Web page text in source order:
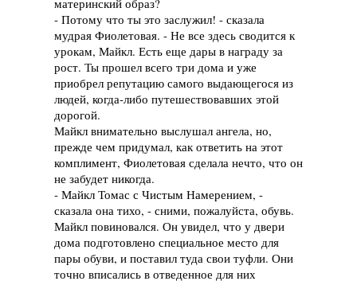
- Потому что ты это заслужил! - сказала
мудрая Фиолетовая. - Не все здесь сводится к
урокам, Майкл. Есть еще дары в награду за
рост. Ты прошел всего три дома и уже
приобрел репутацию самого выдающегося из
людей, когда-либо путешествовавших этой
дорогой.
Майкл внимательно выслушал ангела, но,
прежде чем придумал, как ответить на этот
комплимент, Фиолетовая сделала нечто, что он
не забудет никогда.
- Майкл Томас с Чистым Намерением, -
сказала она тихо, - сними, пожалуйста, обувь.
Майкл повиновался. Он увидел, что у двери
дома подготовлено специальное место для
пары обуви, и поставил туда свои туфли. Они
точно вписались в отведенное для них